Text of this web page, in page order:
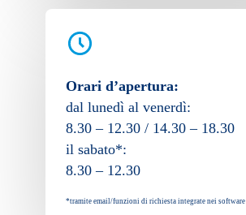
Orari d’apertura:
dal lunedì al venerdì:
8.30 – 12.30 / 14.30 – 18.30
il sabato*:
8.30 – 12.30
*tramite email/funzioni di richiesta integrate nei software